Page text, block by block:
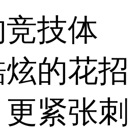
技体
的花招
紧张刺